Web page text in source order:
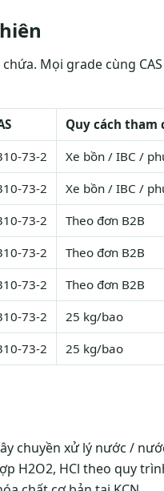
Mọi grade cùng
Quy cách tham
73-2 Xe bồn / IBC /
73-2 Xe bồn / IBC /
73-2 Theo đơn B2B
73-2 Theo đơn B2B
73-2 Theo đơn B2B
73-2 25 kg/bao
73-2 25 kg/bao
chuyền xử lý nước /
H2O2, HCl theo quy